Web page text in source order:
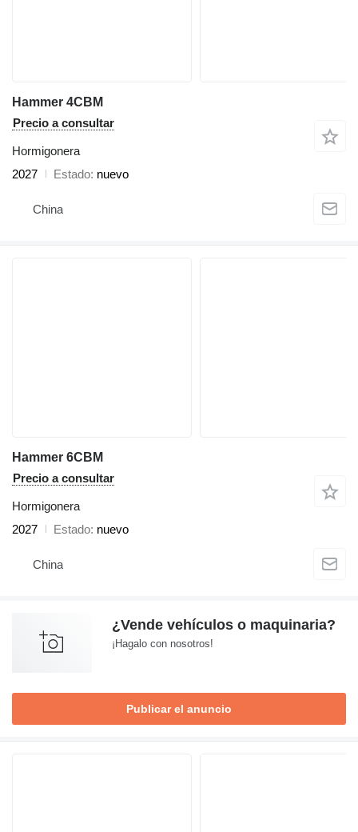
Hammer 4CBM
Precio a consultar
Hormigonera
2027
Estado nuevo
China
Hammer 6CBM
Precio a consultar
Hormigonera
2027
Estado nuevo
China
¿Vende vehículos o maquinaria?
¡Hagalo con nosotros!
Publicar el anuncio